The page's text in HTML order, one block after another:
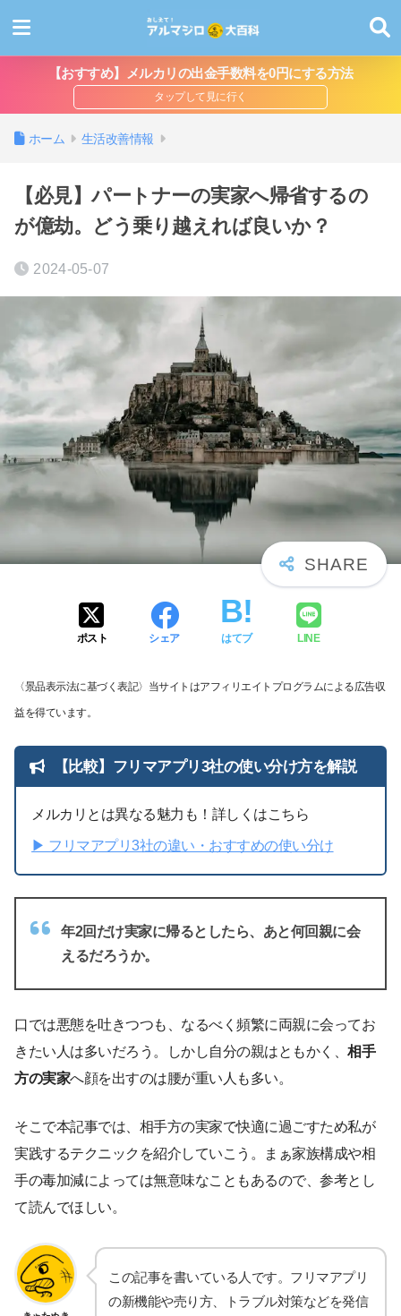
【おすすめ】メルカリの出金手数料を0円にする方法
ホーム 生活改善情報
【必見】パートナーの実家へ帰省するの
が億劫。どう乗り越えれば良いか？
2024-05-07
ポスト シェア はてブ LINE
〈景品表示法に基づく表記〉当サイトはアフィリエイトプログラムによる広告収
益を得ています。
【比較】フリマアプリ3社の使い分け方を解説
メルカリとは異なる魅力も！詳しくはこちら
▶︎ フリマアプリ3社の違い・おすすめの使い分け
年2回だけ実家に帰るとしたら、あと何回親に会
えるだろうか。
口では悪態を吐きつつも、なるべく頻繁に両親に会ってお
きたい人は多いだろう。しかし自分の親はともかく、 相手
方の実家へ顔を出すのは腰が重い人も多い。
そこで本記事では、相手方の実家で快適に過ごすため私が
実践するテクニックを紹介していこう。まぁ家族構成や相
手の毒加減によっては無意味なこともあるので、参考とし
て読んでほしい。
この記事を書いている人です。フリマアプリ
の新機能や売り方、トラブル対策などを発信